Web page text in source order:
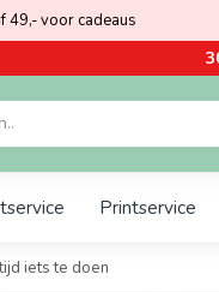
49,- voor cadeaus
Printservice
iets te doen